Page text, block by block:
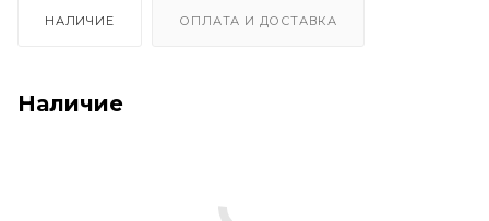
НАЛИЧИЕ ОПЛАТА И ДОСТАВКА
Наличие